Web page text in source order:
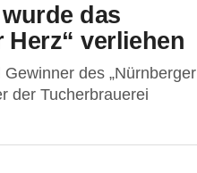
das
Herz“ verliehen
des „Nürnberger
der Tucherbrauerei